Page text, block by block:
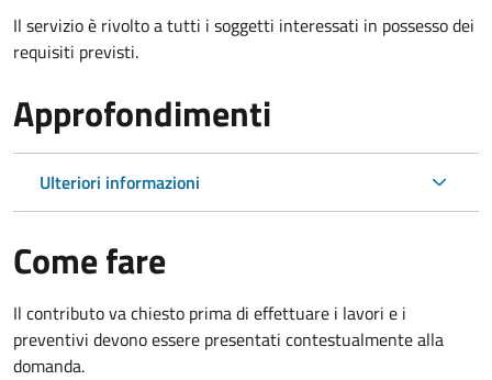
Il servizio è rivolto a tutti i soggetti interessati in possesso dei
requisiti previsti.
Approfondimenti
Ulteriori informazioni
Come fare
Il contributo va chiesto prima di effettuare i lavori e i
preventivi devono essere presentati contestualmente alla
domanda.